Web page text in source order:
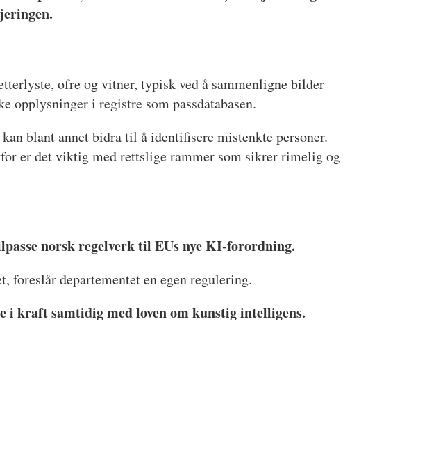
ofre og vitner, typisk ved å sammenligne bilder
opplysninger i registre som passdatabasen.
blant annet bidra til å identifisere mistenkte personer.
er det viktig med rettslige rammer som sikrer rimelig og
norsk regelverk til EUs nye KI-forordning.
departementet en egen regulering.
kraft samtidig med loven om kunstig intelligens.